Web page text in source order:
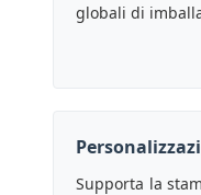
globali di
Supporta la